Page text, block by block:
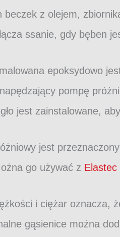
beczek z olejem,
ssanie, gdy bęben
epoksydowo
pompę
jest zainstalowane,
jest
go używać z Elastec
i ciężar oznacza,
gąsienice można